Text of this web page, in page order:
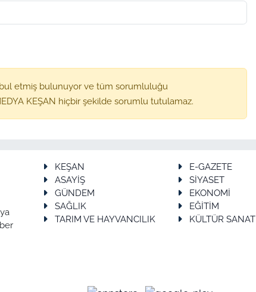
etmiş bulunuyor ve tüm sorumluluğu
KEŞAN hiçbir şekilde sorumlu tutulamaz.
KEŞAN
E-GAZETE
ASAYİŞ
SİYASET
GÜNDEM
EKONOMİ
SAĞLIK
EĞİTİM
TARIM VE HAYVANCILIK
KÜLTÜR SANAT